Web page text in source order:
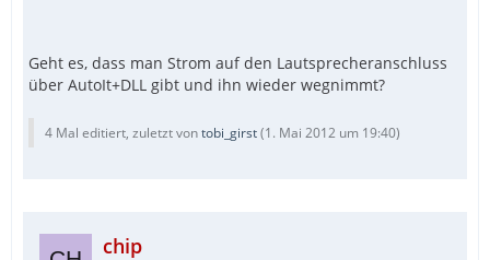
Geht es, dass man Strom auf den Lautsprecheranschluss
über AutoIt+DLL gibt und ihn wieder wegnimmt?
4 Mal editiert, zuletzt vontobi_girst(1. Mai 2012 um 19:40)
chip